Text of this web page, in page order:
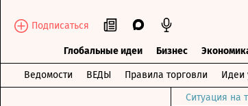
Подписаться
Глобальные идеи Бизнес
Ведомости ВЕДЫ Правила торговли Идеи
Ситуация на